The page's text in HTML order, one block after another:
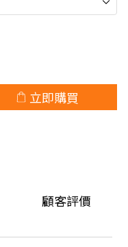
立即購買
顧客評價